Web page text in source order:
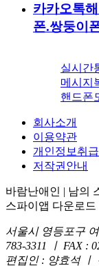
카카오톡
폰.쌍둥이
실시간
메시지
핸드폰
회사소개
이용약관
개인정보취
저작권안내
바람난애인 | 남의
스파이앱 다운로드
서울시 영등포구
783-3311 ㅣ FAX :
편집인 : 양효석 ㅣ